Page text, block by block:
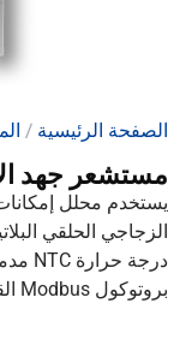
الصفحة الرئيسية /
مستشعر جهد
يستخدم محلل
الزجاجي الحلقي
بروتوكول Modbus القياسي.